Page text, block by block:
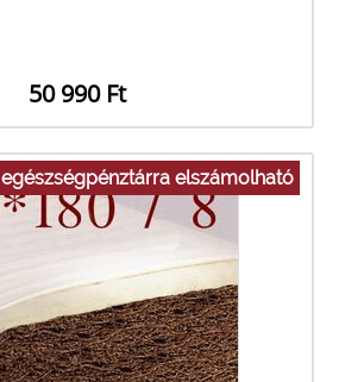
50 990 Ft
egészségpénztárra elszámolható